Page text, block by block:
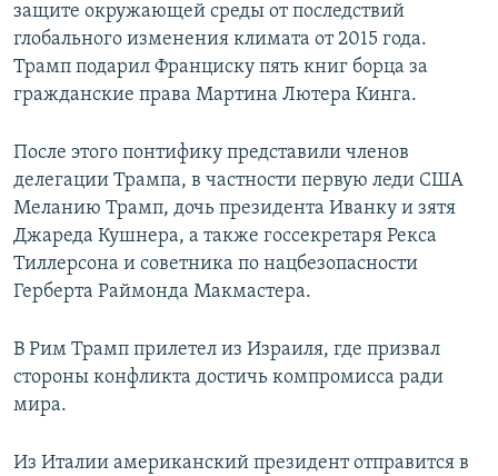
защите окружающей среды от последствий
глобального изменения климата от 2015 года.
Трамп подарил Франциску пять книг борца за
гражданские права Мартина Лютера Кинга.
После этого понтифику представили членов
делегации Трампа, в частности первую леди США
Меланию Трамп, дочь президента Иванку и зятя
Джареда Кушнера, а также госсекретаря Рекса
Тиллерсона и советника по нацбезопасности
Герберта Раймонда Макмастера.
В Рим Трамп прилетел из Израиля, где призвал
стороны конфликта достичь компромисса ради
мира.
Из Италии американский президент отправится в